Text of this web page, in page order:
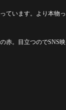
ています。より本物っ
赤。目立つのでSNS映